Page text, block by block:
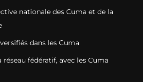
nationale des Cuma et de la
dans les Cuma
réseau fédératif, avec les Cuma